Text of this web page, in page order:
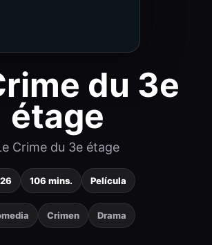
du 3e
étage
Crime du 3e étage
106 mins. Película
Crimen Drama